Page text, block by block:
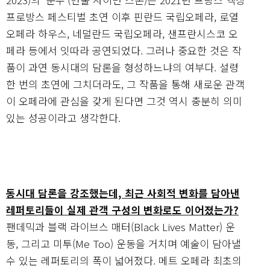
프로방스 페스티벌 초연 이후 핀란드 국립오페라, 로열
오페라 하우스, 네덜란드 국립오페라, 샌프란시스코 오
페라 등에서 잇따라 공연되었다. 그러나 중요한 것은 작
품이 과연 동시대의 담론을 형성하느냐의 여부다. 설령
한 번의 초연에 그치더라도, 그 작품을 통해 새로운 관객
이 오페라에 관심을 갖게 된다면 그것 역시 충분히 의미
있는 성공이라고 생각한다.
동시대 담론을 강조했는데, 최근 사회적 변화를 담아낸
레퍼토리들이 실제 관객 구성의 변화로도 이어졌는가?
팬데믹과 블랙 라이브스 매터(Black Lives Matter) 운
동, 그리고 미투(Me Too) 운동을 거치며 예술이 담아낼
수 있는 레퍼토리의 폭이 넓어졌다. 메트 오페라 최초의